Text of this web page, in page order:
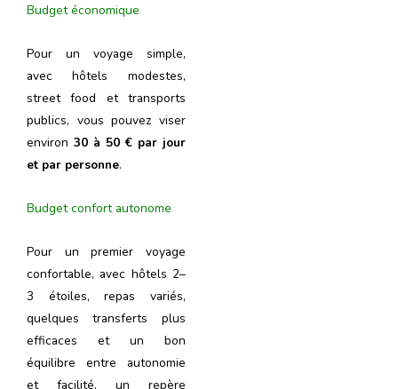
Budget économique
Pour un voyage simple,
avec hôtels modestes,
street food et transports
publics, vous pouvez viser
environ 30 à 50 € par jour
et par personne.
Budget confort autonome
Pour un premier voyage
confortable, avec hôtels 2–
3 étoiles, repas variés,
quelques transferts plus
efficaces et un bon
équilibre entre autonomie
et facilité, un repère